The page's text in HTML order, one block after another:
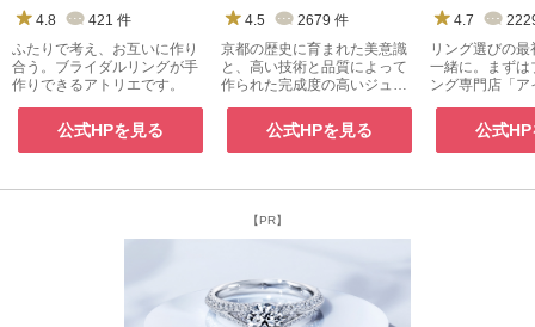
4.8 421 件
ふたりで考え、お互いに作り
合う。ブライダルリングが手
作りできるアトリエです。
公式HPを見る
4.5 2679 件
京都の歴史に育まれた美意識
と、高い技術と品質によって
作られた完成度の高いジュエ
公式HPを見る
4.7
リング選びの
一緒に。まずは
ング専門店「ア
公式
【PR】